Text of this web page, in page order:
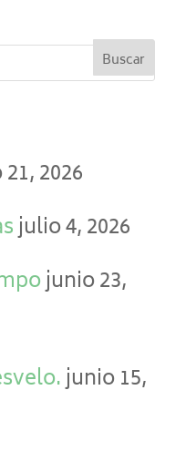
2026
julio 4, 2026
junio 23,
junio 15,